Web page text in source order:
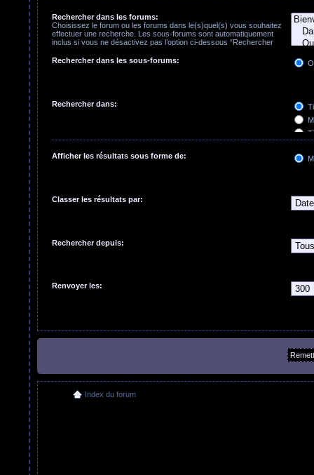
Rechercher dans les forums:
Choisissez le forum ou les forums dans le(s)quel(s) vous souhaitez
effectuer une recherche. Les sous-forums sont automatiquement
inclus si vous ne désactivez pas l’option ci-dessous “Rechercher
Rechercher dans les sous-forums:
Rechercher dans:
Afficher les résultats sous forme de:
Classer les résultats par:
Rechercher depuis:
Renvoyer les:
Index du forum